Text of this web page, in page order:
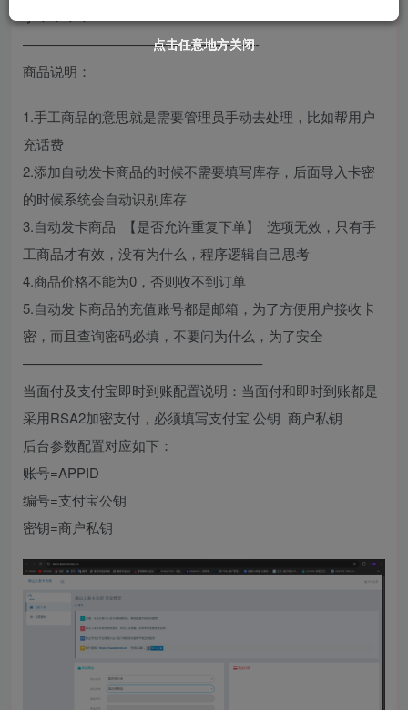
了！！！！
—————————————————-
商品说明：
1.手工商品的意思就是需要管理员手动去处理，比如帮用户
充话费
2.添加自动发卡商品的时候不需要填写库存，后面导入卡密
的时候系统会自动识别库存
3.自动发卡商品 【是否允许重复下单】 选项无效，只有手
工商品才有效，没有为什么，程序逻辑自己思考
4.商品价格不能为0，否则收不到订单
5.自动发卡商品的充值账号都是邮箱，为了方便用户接收卡
密，而且查询密码必填，不要问为什么，为了安全
—————————————————–
当面付及支付宝即时到账配置说明：当面付和即时到账都是
采用RSA2加密支付，必须填写支付宝 公钥 商户私钥
后台参数配置对应如下：
账号=APPID
编号=支付宝公钥
密钥=商户私钥
点击任意地方关闭
点击任意地方关闭
点击任意地方关闭
点击任意地方关闭
点击任意地方关闭
点击任意地方关闭